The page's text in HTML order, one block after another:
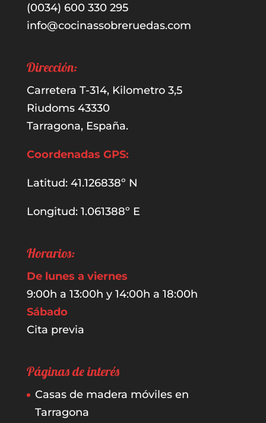
(0034) 600 330 295
info@cocinassobreruedas.com
Dirección:
Carretera T-314, Kilometro 3,5
Riudoms 43330
Tarragona, España.
Coordenadas GPS:
Latitud: 41.126838º N
Longitud: 1.061388º E
Horarios:
De lunes a viernes
9:00h a 13:00h y 14:00h a 18:00h
Sábado
Cita previa
Páginas de interés
Casas de madera móviles en
Tarragona